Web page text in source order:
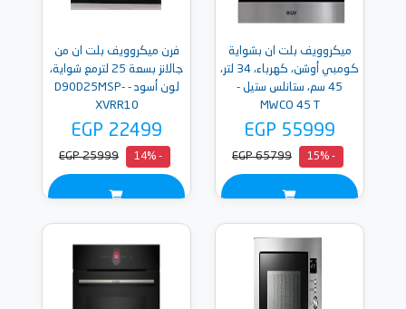
ميكروويف بلت ان بشواية
كومبي أوشن، كهرباء، 34 لتر،
45 سم، ستانلس ستيل -
MWCO 45 T
EGP 55999
- 15%
EGP 65799
فرن ميكروويف بلت ان من
جالانز بسعة 25 لترمع شواية،
لون أسود - D90D25MSP-
XVRR10
EGP 22499
- 14%
EGP 25999